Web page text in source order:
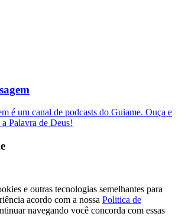
é um canal de podcasts do Guiame. Ouça e
Palavra de Deus!
e outras tecnologias semelhantes para
acordo com a nossa Politica de
navegando você concorda com essas